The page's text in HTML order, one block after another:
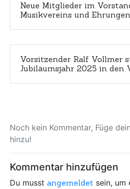
Neue Mitglieder im
Musikvereins und Ehrungen
Vorsitzender Ralf Vollmer
Jubiläumsjahr 2025 in den
Noch kein Kommentar, Füge
hinzu!
Kommentar hinzufügen
Du musst angemeldet sein, um